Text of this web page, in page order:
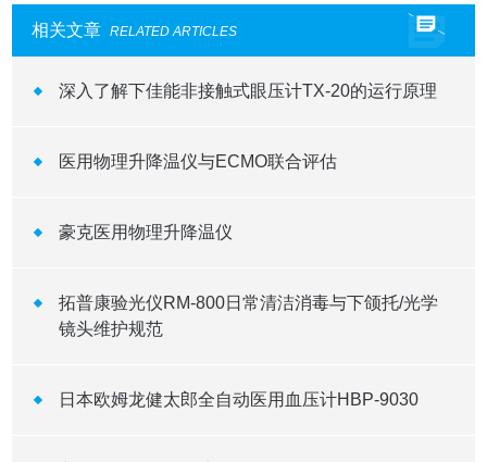
相关文章 RELATED ARTICLES
深入了解下佳能非接触式眼压计TX-20的运行原理
医用物理升降温仪与ECMO联合评估
豪克医用物理升降温仪
拓普康验光仪RM-800日常清洁消毒与下颌托/光学
镜头维护规范
日本欧姆龙健太郎全自动医用血压计HBP-9030